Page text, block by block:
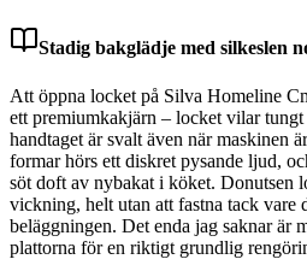
Stadig bakglädje med silkeslen
Att öppna locket på Silva Homeline
ett premiumkakjärn – locket vilar
handtaget är svalt även när maskinen
formar hörs ett diskret pysande ljud,
söt doft av nybakat i köket. Donutsen
vickning, helt utan att fastna tack vare
beläggningen. Det enda jag saknar är
plattorna för en riktigt grundlig